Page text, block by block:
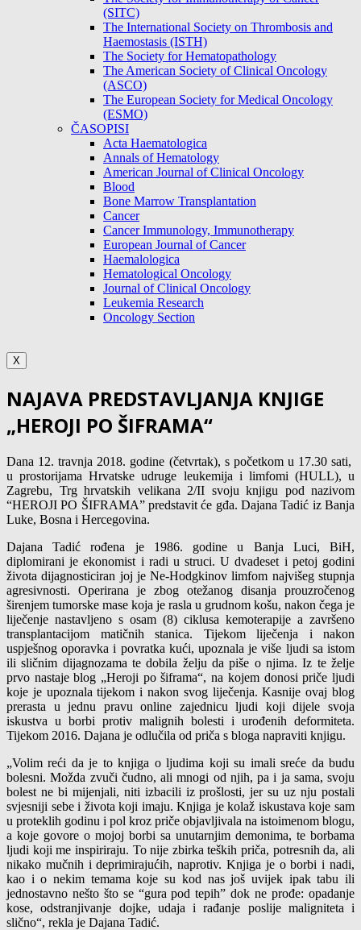
(SITC)
The International Society on Thrombosis and
Haemostasis (ISTH)
The Society for Hematopathology
The American Society of Clinical Oncology
(ASCO)
The European Society for Medical Oncology
(ESMO)
ČASOPISI
Acta Haematologica
Annals of Hematology
American Journal of Clinical Oncology
Blood
Bone Marrow Transplantation
Cancer
Cancer Immunology, Immunotherapy
European Journal of Cancer
Haemalologica
Hematological Oncology
Journal of Clinical Oncology
Leukemia Research
Oncology Section
X
NAJAVA PREDSTAVLJANJA KNJIGE
„HEROJI PO ŠIFRAMA“
Dana 12. travnja 2018. godine (četvrtak), s početkom u 17.30 sati,
u prostorijama Hrvatske udruge leukemija i limfomi (HULL), u
Zagrebu, Trg hrvatskih velikana 2/II svoju knjigu pod nazivom
“HEROJI PO ŠIFRAMA” predstavit će gđa. Dajana Tadić iz Banja
Luke, Bosna i Hercegovina.
Dajana Tadić rođena je 1986. godine u Banja Luci, BiH,
diplomirani je ekonomist i radi u struci. U dvadeset i petoj godini
života dijagnosticiran joj je Ne-Hodgkinov limfom najvišeg stupnja
agresivnosti. Operirana je zbog otežanog disanja prouzročenog
širenjem tumorske mase koja je rasla u grudnom košu, nakon čega je
liječenje nastavljeno s osam (8) ciklusa kemoterapije a završeno
transplantacijom matičnih stanica. Tijekom liječenja i nakon
uspješnog oporavka i povratka kući, upoznala je više ljudi sa istom
ili sličnim dijagnozama te dobila želju da piše o njima. Iz te želje
prvo nastaje blog „Heroji po šiframa“, na kojem donosi priče ljudi
koje je upoznala tijekom i nakon svog liječenja. Kasnije ovaj blog
prerasta u jednu pravu online zajednicu ljudi koji dijele svoja
iskustva u borbi protiv malignih bolesti i urođenih deformiteta.
Tijekom 2016. Dajana je odlučila od priča s bloga napraviti knjigu.
„Volim reći da je to knjiga o ljudima koji su imali sreće da budu
bolesni. Možda zvuči čudno, ali mnogi od njih, pa i ja sama, svoju
bolest ne bi mijenjali, niti izbacili iz prošlosti, jer su uz nju postali
svjesniji sebe i života koji imaju. Knjiga je kolaž iskustava koje sam
u proteklih godinu i pol kroz priče objavljivala na istoimenom blogu,
a koje govore o mojoj borbi sa unutarnjim demonima, te borbama
ljudi koji me inspiriraju. To nije zbirka teških priča, potresnih da, ali
nikako mučnih i deprimirajućih, naprotiv. Knjiga je o borbi i nadi,
kao i o nekim temama koje su kod nas još uvijek ipak tabu ili
jednostavno nešto što se “gura pod tepih” dok ne prođe: opadanje
kose, odstranjivanje dojke, udaja i rađanje poslije maligniteta i
slično“, rekla je Dajana Tadić.